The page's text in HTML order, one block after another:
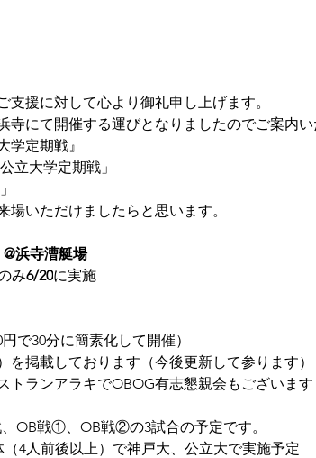
援に対して心より御礼申し上げます。
寺にて開催する運びとなりましたのでご案内い
学定期戦』
立大学定期戦」
いただけましたらと思います。
浜寺漕艇場
み6/20に実施
円で30分に簡素化して開催）
を掲載しております（今後更新して参ります）
トランアラキでOBOG有志懇親会もございます
、OB戦①、OB戦②の3試合の予定です。
4人前後以上）で神戸大、公立大で実施予定